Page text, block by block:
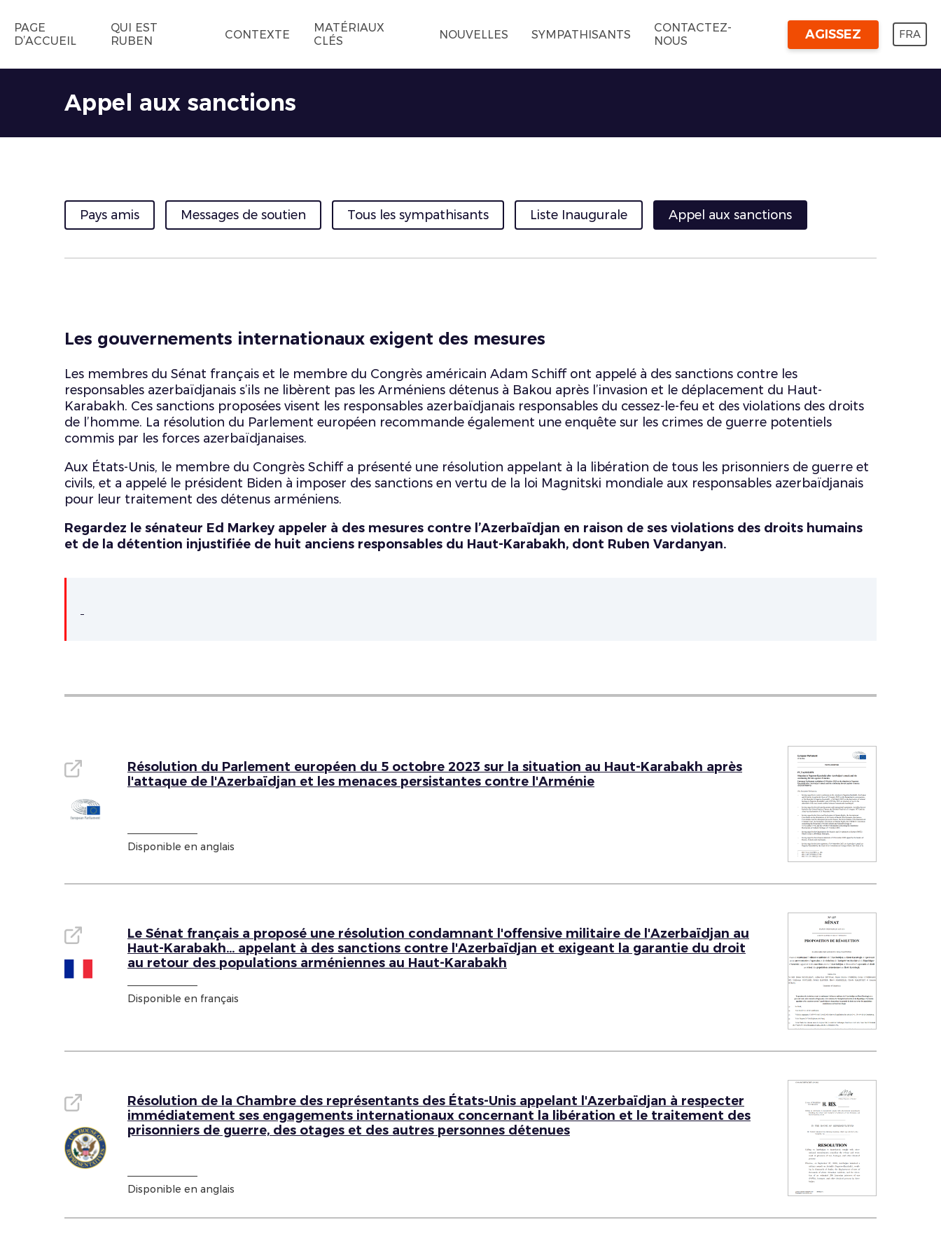
PAGE
D’ACCUEIL
QUI EST
RUBEN
CONTEXTE
MATÉRIAUX
CLÉS
NOUVELLES SYMPATHISANTS
CONTACTEZ-
NOUS
AGISSEZ FRA
Appel aux sanctions
Pays amis Messages de soutien Tous les sympathisants Liste Inaugurale Appel aux sanctions
Les gouvernements internationaux exigent des mesures
Les membres du Sénat français et le membre du Congrès américain Adam Schiff ont appelé à des sanctions contre les
responsables azerbaïdjanais s’ils ne libèrent pas les Arméniens détenus à Bakou après l’invasion et le déplacement du Haut-
Karabakh. Ces sanctions proposées visent les responsables azerbaïdjanais responsables du cessez-le-feu et des violations des droits
de l’homme. La résolution du Parlement européen recommande également une enquête sur les crimes de guerre potentiels
commis par les forces azerbaïdjanaises.
Aux États-Unis, le membre du Congrès Schiff a présenté une résolution appelant à la libération de tous les prisonniers de guerre et
civils, et a appelé le président Biden à imposer des sanctions en vertu de la loi Magnitski mondiale aux responsables azerbaïdjanais
pour leur traitement des détenus arméniens.
Regardez le sénateur Ed Markey appeler à des mesures contre l’Azerbaïdjan en raison de ses violations des droits humains
et de la détention injustifiée de huit anciens responsables du Haut-Karabakh, dont Ruben Vardanyan.
Résolution du Parlement européen du 5 octobre 2023 sur la situation au Haut-Karabakh après
l'attaque de l'Azerbaïdjan et les menaces persistantes contre l'Arménie
Disponible en anglais
Le Sénat français a proposé une résolution condamnant l'offensive militaire de l'Azerbaïdjan au
Haut-Karabakh… appelant à des sanctions contre l'Azerbaïdjan et exigeant la garantie du droit
au retour des populations arméniennes au Haut-Karabakh
Disponible en français
Résolution de la Chambre des représentants des États-Unis appelant l'Azerbaïdjan à respecter
immédiatement ses engagements internationaux concernant la libération et le traitement des
prisonniers de guerre, des otages et des autres personnes détenues
Disponible en anglais